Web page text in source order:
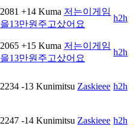
2081 +14 Kuma 저는이게임
을13만원주고샀어요
h2h
2065 +15 Kuma 저는이게임
을13만원주고샀어요
h2h
2234 -13 Kunimitsu Zaskieee h2h
2247 -14 Kunimitsu Zaskieee h2h